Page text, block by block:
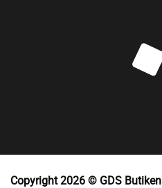
Copyright 2026 © GDS Butiken